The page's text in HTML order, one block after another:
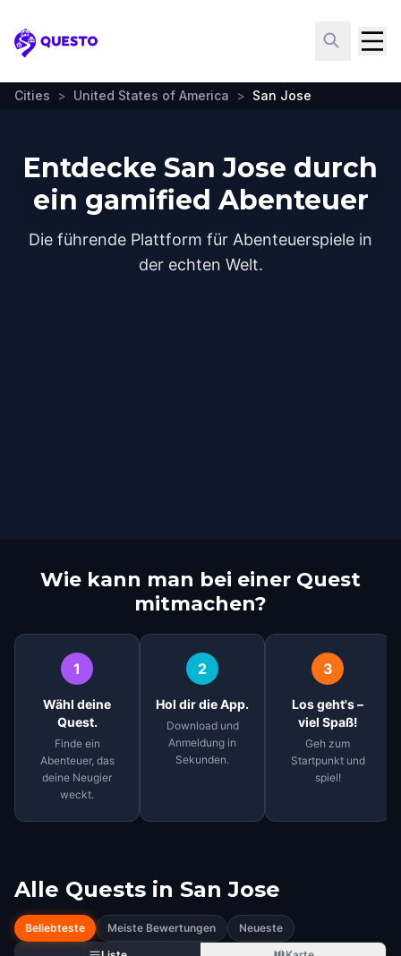
Questo
Cities > United States of America > San Jose
Entdecke San Jose durch
ein gamified Abenteuer
Die führende Plattform für Abenteuerspiele in
der echten Welt.
Wie kann man bei einer Quest
mitmachen?
1
Wähl deine
Quest.
Finde ein
Abenteuer, das
deine Neugier
weckt.
2
Hol dir die App.
Download und
Anmeldung in
Sekunden.
3
Los geht's –
viel Spaß!
Geh zum
Startpunkt und
spiel!
Alle Quests in San Jose
Beliebteste Meiste Bewertungen
Neueste